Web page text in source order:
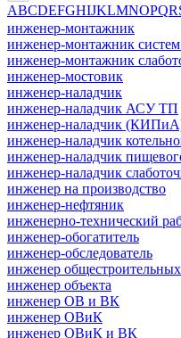
ABCDEFGHIJKLMNOPQR
инженер-монтажник
инженер-монтажник систем
инженер-монтажник
инженер-мостовик
инженер-наладчик
инженер-наладчик АСУ ТП
инженер-наладчик
инженер-наладчик
инженер-наладчик
инженер-наладчик
инженер на производство
инженер-нефтяник
инженерно-технический
инженер-обогатитель
инженер-обследователь
инженер
инженер объекта
инженер ОВ и ВК
инженер ОВиК
инженер ОВиК и ВК